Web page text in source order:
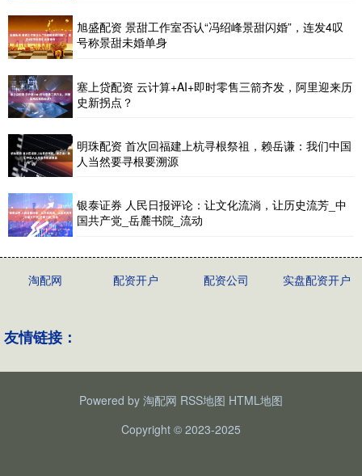
旭盛配资 景甜工作室否认“冯绍峰景甜闪婚”，连发4叹
号称景甜未婚单身
塞上贷配资 云计算+AI+即时零售三箭齐发，阿里迎来历
史新拐点？
明珠配资 首次回福建上杭寻根祭祖，赖岳谦：我们中国
人当然要寻根要溯源
银泰证券 人民日报评论：让文化流淌，让历史流芳_中
国共产党_岳麓书院_流动
淘配网 配资开户 配资公司 实盘配资开户
友情链接：
Powered by 淘配网 RSS地图 HTML地图
Copyright © 2023-2025